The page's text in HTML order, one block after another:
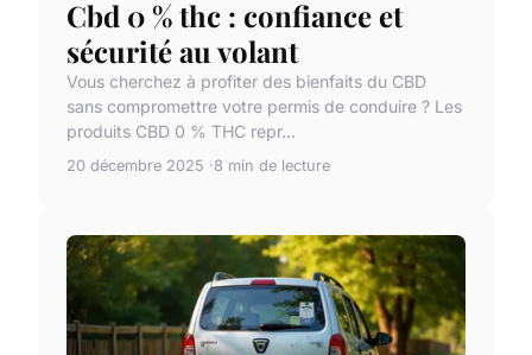
Cbd 0 % thc : confiance et
sécurité au volant
Vous cherchez à profiter des bienfaits du CBD
sans compromettre votre permis de conduire ? Les
produits CBD 0 % THC repr...
20 décembre 2025 8 min de lecture